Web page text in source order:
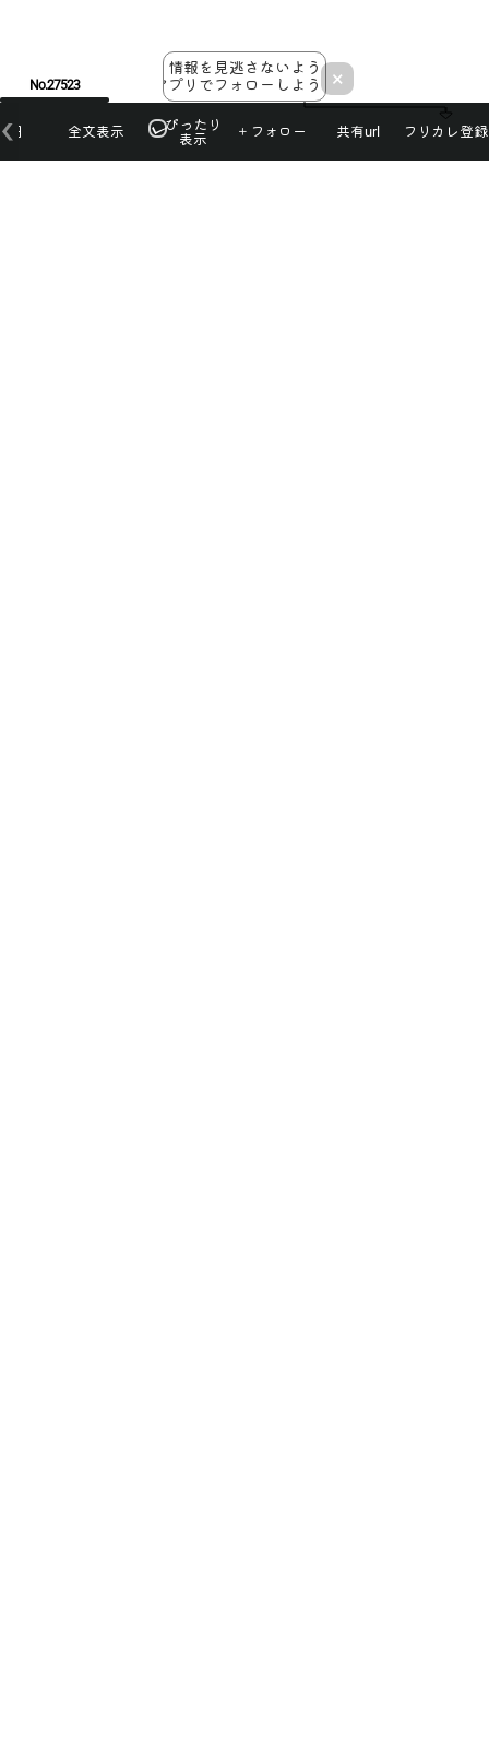
×
情報を見逃さないよう
アプリでフォローしよう！
No.27523
フリカレ登録
共有url
＋フォロー
ぴったり
表示
全文表示
日